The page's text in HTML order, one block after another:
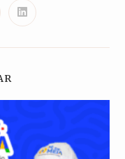
Abre
em
nova